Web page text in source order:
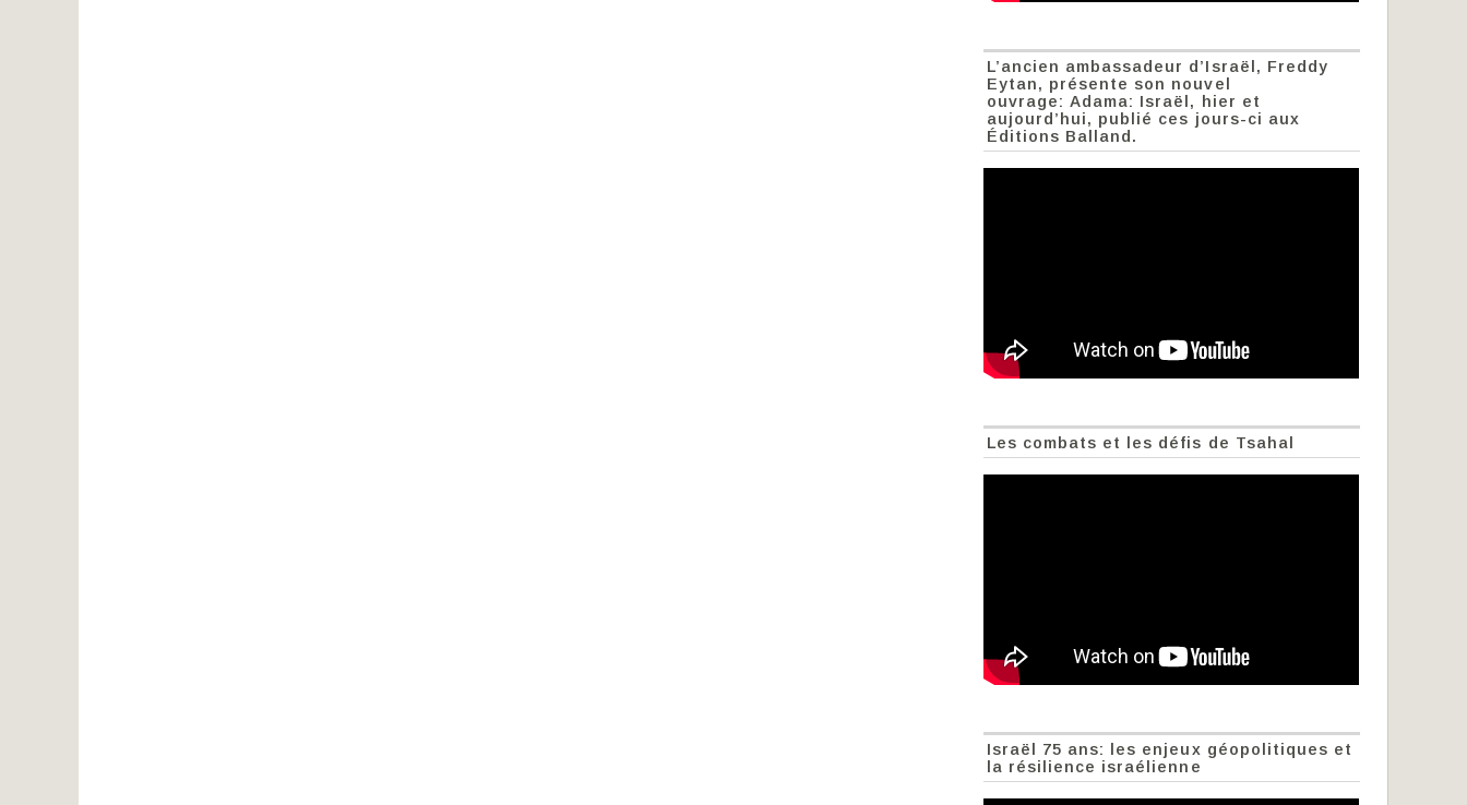
L’ancien ambassadeur d’Israël, Freddy
Eytan, présente son nouvel
ouvrage: Adama: Israël, hier et
aujourd’hui, publié ces jours-ci aux
Éditions Balland.
Les combats et les défis de Tsahal
Israël 75 ans: les enjeux géopolitiques et
la résilience israélienne